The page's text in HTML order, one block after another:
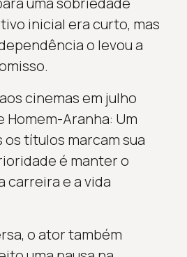
inicial era curto, mas
o levou a
cinemas em julho
Homem-Aranha: Um
os títulos marcam sua
é manter o
carreira e a vida
o ator também